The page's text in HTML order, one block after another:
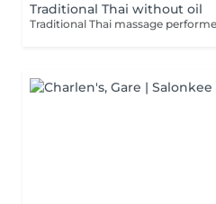
Traditional Thai without oil